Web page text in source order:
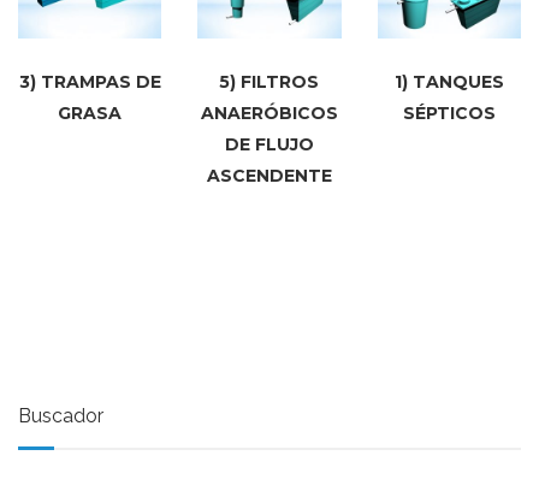
3) TRAMPAS DE
GRASA
5) FILTROS
ANAERÓBICOS
DE FLUJO
ASCENDENTE
1) TANQUES
SÉPTICOS
Buscador